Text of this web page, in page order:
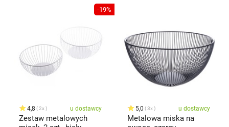
-19%
4,8 2x u dostawcy
Zestaw metalowych
5,0 3x u dostawcy
Metalowa miska na